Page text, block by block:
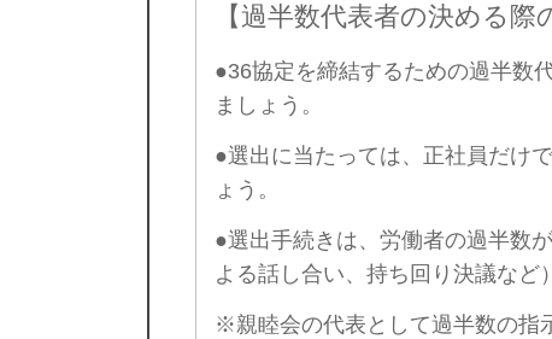
【過半数代表者の決める際
●36協定を締結するための過半数
ましょう 。
●選出に当たっては、正社員だけ
ょう。
●選出手続きは、労働者の過半数
よる話し合い、持ち回り決議など
※親睦会の代表として過半数の指